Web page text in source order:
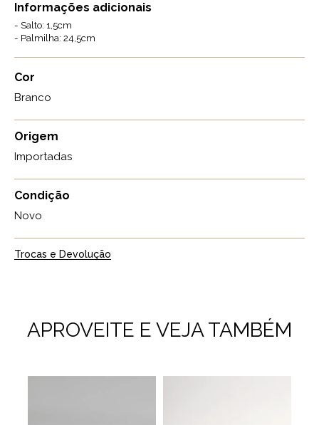
Informações adicionais
- Salto: 1,5cm
- Palmilha: 24,5cm
Cor
Branco
Origem
Importadas
Condição
Novo
Trocas e Devolução
APROVEITE E VEJA TAMBÉM